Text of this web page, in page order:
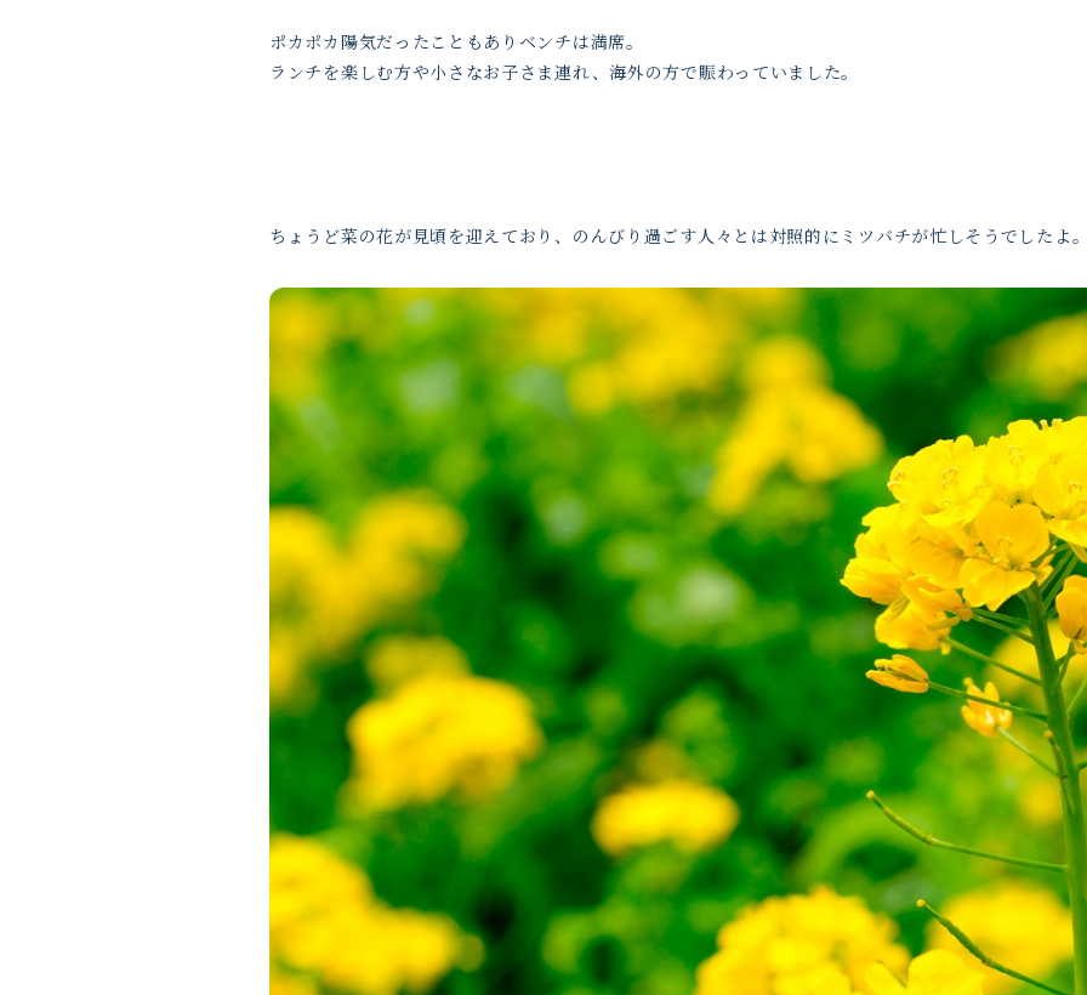
ポカポカ陽気だったこともありベンチは満席。
ランチを楽しむ方や小さなお子さま連れ、海外の方で賑わっていました。
ちょうど菜の花が見頃を迎えており、のんびり過ごす人々とは対照的にミツバチが忙しそうでしたよ